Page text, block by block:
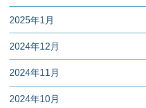
2025年1月
2024年12月
2024年11月
2024年10月